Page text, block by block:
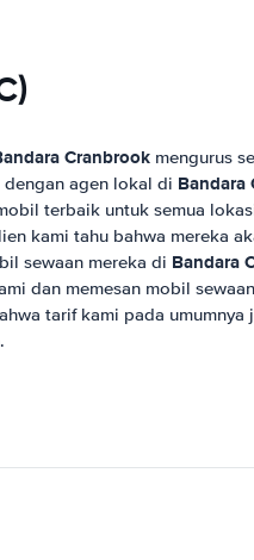
Cranbrook mengurus
agen lokal di Bandara
terbaik untuk semua
kami tahu bahwa mereka
sewaan mereka di Bandara
dan memesan mobil
tarif kami pada